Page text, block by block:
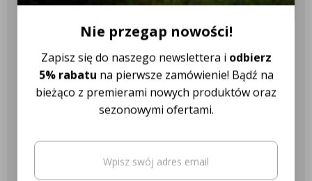
Nasza obsługa klienta jest do
Twojej dyspozycji!
Najczęściej zadawane pytania
Skontaktuj się z nami
Nie przegap nowości!
Zapisz się do naszego newslettera i odbierz
5% rabatu na pierwsze zamówienie! Bądź na
bieżąco z premierami nowych produktów oraz
sezonowymi ofertami.
Email
Oto Twój kod zniżkowy na